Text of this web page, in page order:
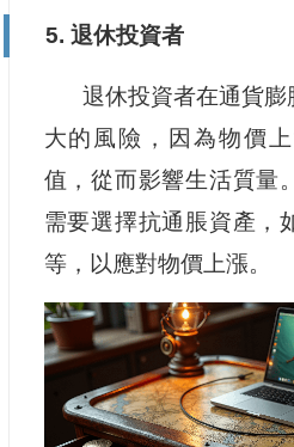
5. 退休投資者
退休投資者在通貨
大的風險，因為物價
值，從而影響生活質量
需要選擇抗通脹資產，
等，以應對物價上漲。